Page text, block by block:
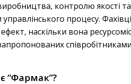
контролю якості
процесу.
наскільки вона
“Фармак”?